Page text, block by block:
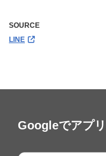
SOURCE
LINE
Googleでアプ